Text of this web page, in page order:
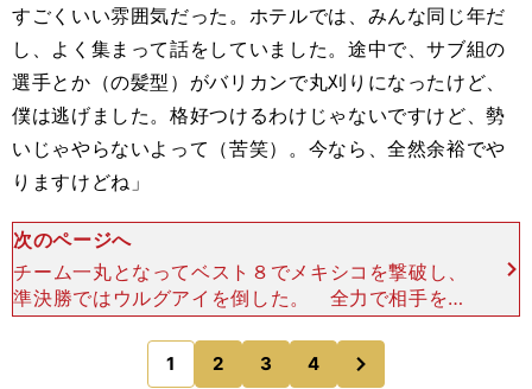
すごくいい雰囲気だった。ホテルでは、みんな同じ年だ
し、よく集まって話をしていました。途中で、サブ組の
選手とか（の髪型）がバリカンで丸刈りになったけど、
僕は逃げました。格好つけるわけじゃないですけど、勢
いじゃやらないよって（苦笑）。今なら、全然余裕でや
りますけどね」
次のページへ
チーム一丸となってベスト８でメキシコを撃破し、
準決勝ではウルグアイを倒した。 全力で相手を倒
していく中、全試合にフル出場を果たした酒井は決
勝にたどりついた時には、疲労困憊だったという。
しかも試合前の
1 2 3 4
のページへ